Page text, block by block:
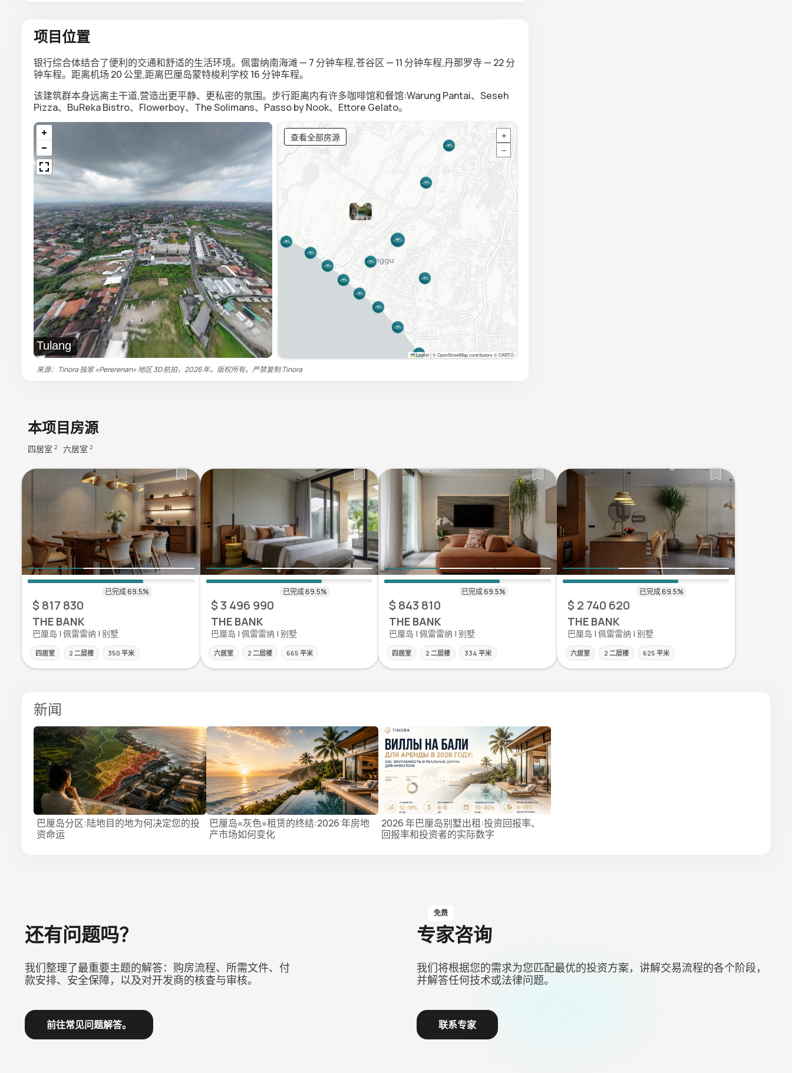
项目位置
银行综合体结合了便利的交通和舒适的生活环境。佩雷纳南海滩 — 7 分钟车程,苍谷区 — 11 分钟车程,丹那罗寺 — 22 分
钟车程。距离机场 20 公里,距离巴厘岛蒙特梭利学校 16 分钟车程。
该建筑群本身远离主干道,营造出更平静、更私密的氛围。步行距离内有许多咖啡馆和餐馆:Warung Pantai、Seseh
Pizza、BuReka Bistro、Flowerboy、The Solimans、Passo by Nook、Ettore Gelato。
Tulang
查看全部房源
+
−
Leaflet|© OpenStreetMap contributors © CARTO
来源：Tinora 独家 «Pererenan» 地区 3D 航拍，2026 年。版权所有。严禁复制Tinora
本项目房源
四居室 2 六居室 2
$ 817 830
THE BANK
巴厘岛 | 佩雷雷纳 | 别墅
四居室 2 二层楼 350 平米
$ 3 496 990
THE BANK
巴厘岛 | 佩雷雷纳 | 别墅
六居室 2 二层楼 665 平米
$ 843 810
THE BANK
巴厘岛 | 佩雷雷纳 | 别墅
四居室 2 二层楼 334 平米
$ 2 740 620
THE BANK
巴厘岛 | 佩雷雷纳 | 别墅
六居室 2 二层楼 625 平米
新闻
巴厘岛分区:陆地目的地为何决定您的投
资命运
巴厘岛«灰色»租赁的终结:2026 年房地
产市场如何变化
2026 年巴厘岛别墅出租:投资回报率、
回报率和投资者的实际数字
还有问题吗？
我们整理了最重要主题的解答：购房流程、所需文件、付
款安排、安全保障，以及对开发商的核查与审核。
前往常见问题解答。
免费
专家咨询
我们将根据您的需求为您匹配最优的投资方案，讲解交易流程的各个阶段，
并解答任何技术或法律问题。
联系专家